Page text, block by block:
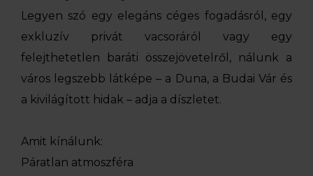
Legyen szó egy elegáns céges fogadásról, egy
exkluzív privát vacsoráról vagy egy
felejthetetlen baráti összejövetelről, nálunk a
város legszebb látképe – a Duna, a Budai Vár és
a kivilágított hidak – adja a díszletet.
Amit kínálunk:
Páratlan atmoszféra